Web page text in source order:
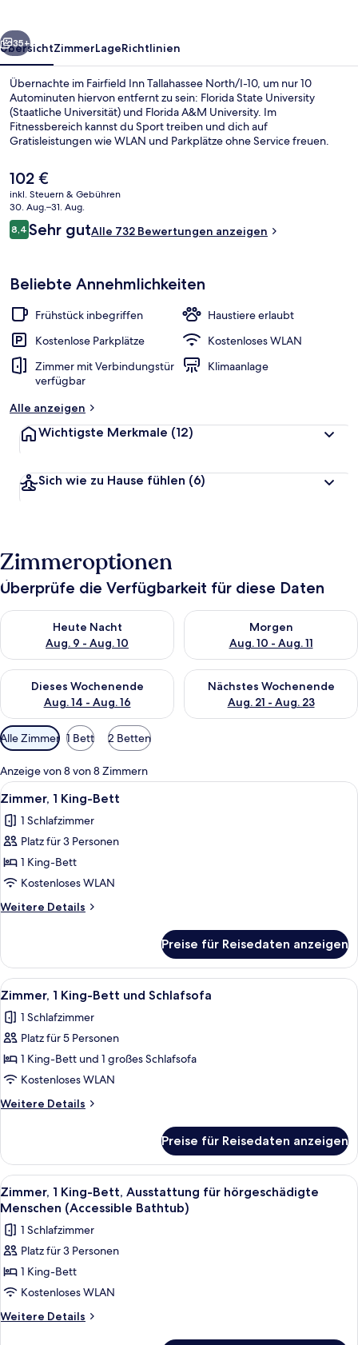
Weiter
35+
ÜbersichtZimmerLageRichtlinien
Übernachte im Fairfield Inn Tallahassee North/I-10, um nur 10
Autominuten hiervon entfernt zu sein: Florida State University
(Staatliche Universität) und Florida A&M University. Im
Fitnessbereich kannst du Sport treiben und dich auf
Gratisleistungen wie WLAN und Parkplätze ohne Service freuen.
serviert. Außerdem ist Folgendes mit dem Auto höchstens 10
Minuten entfernt: Bobby Bowden Field at Doak Campbell Stadium
und New Capitol Building. Andere Reisende lieben das hilfsbereite
Personal.
Der
aktuelle
Preis
beträgt
102 €.
102 €
inkl. Steuern & Gebühren
30. Aug.–31. Aug.
Bewertungen
8,48,4 von 10.
Sehr gutAlle 732 Bewertungen anzeigen
Beliebte Annehmlichkeiten
Frühstück inbegriffen
Haustiere erlaubt
Kostenlose Parkplätze
Kostenloses WLAN
Zimmer mit Verbindungstür
verfügbar
Klimaanlage
Alle anzeigen
Wichtigste Merkmale (12)
Sich wie zu Hause fühlen (6)
Zimmeroptionen
Überprüfe die Verfügbarkeit für diese Daten
Heute Nacht
Aug. 9 - Aug. 10
Überprüfe die Verfügbarkeit für heute Nacht, Aug. 9 - Aug.
Morgen
Aug. 10 - Aug. 11
Überprüfe die Verfügbarkeit
Dieses Wochenende
Aug. 14 - Aug. 16
Überprüfe die Verfügbarkeit für dieses Wochenende, Aug. 14
Nächstes Wochenende
Aug. 21 - Aug. 23
Überprüfe die Verfügbarkeit
Verfügbare
Filter
für
Zimmer
Alle Zimmer 1 Bett 2 Betten
Anzeige von 8 von 8 Zimmern
Alle
Fotos
für
Zimmer,
1 King-
Bett
anzeigen
Ein Hotelzimmer mit einem großen
7
Zimmer, 1 King-Bett
1 Schlafzimmer
Platz für 3 Personen
1 King-Bett
Kostenloses WLAN
Weitere Details
Weitere
1 King-
Bett
Preise für Reisedaten anzeigen
Alle
Fotos
für
Zimmer,
1 King-
Bett
und
Schlafsofa
Ein Hotelzimmer mit Bett,
7
Zimmer, 1 King-Bett und Schlafsofa
1 Schlafzimmer
Platz für 5 Personen
1 King-Bett und 1 großes Schlafsofa
Kostenloses WLAN
Weitere Details
Weitere
1 King-
Bett
und
Schlafsofa
Preise für Reisedaten anzeigen
Alle
Fotos
für
Zimmer,
1 King-
Bett,
Ausstattung
für
Ein Hotelzimmer mit einem großen
7
Zimmer, 1 King-Bett, Ausstattung für hörgeschädigte
Menschen (Accessible Bathtub)
1 Schlafzimmer
Platz für 3 Personen
1 King-Bett
Kostenloses WLAN
Weitere Details
Weitere